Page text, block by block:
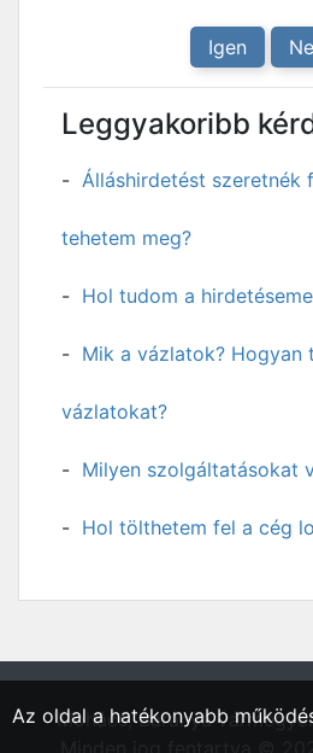
Igen
Leggyakoribb
Álláshirdetést szeretnék
tehetem meg?
Hol tudom a
Mik a vázlatok? Hogyan
vázlatokat?
Milyen szolgáltatásokat
Hol tölthetem fel a cég
"Mohács, Baranya
Az oldal a hatékonyabb